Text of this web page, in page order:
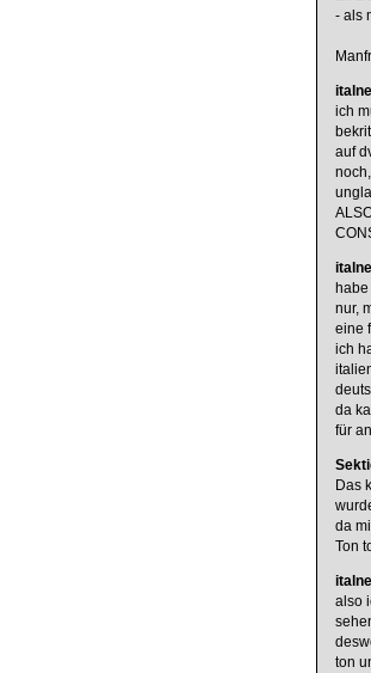
- als
ich
auf
habe
nur,
eine
ich
da
für
Das
da
Ton
also
ton